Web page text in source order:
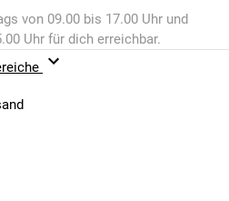
von 09.00 bis 17.00 Uhr und
Uhr für dich erreichbar.